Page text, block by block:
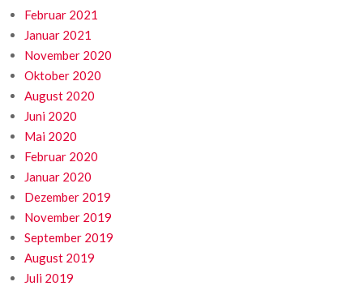
Februar 2021
Januar 2021
November 2020
Oktober 2020
August 2020
Juni 2020
Mai 2020
Februar 2020
Januar 2020
Dezember 2019
November 2019
September 2019
August 2019
Juli 2019